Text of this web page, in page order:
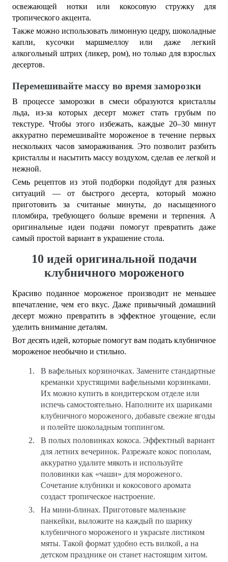
освежающей нотки или кокосовую стружку для
тропического акцента.
Также можно использовать лимонную цедру, шоколадные
капли, кусочки маршмеллоу или даже легкий
алкогольный штрих (ликер, ром), но только для взрослых
десертов.
Перемешивайте массу во время заморозки
В процессе заморозки в смеси образуются кристаллы
льда, из-за которых десерт может стать грубым по
текстуре. Чтобы этого избежать, каждые 20–30 минут
аккуратно перемешивайте мороженое в течение первых
нескольких часов замораживания. Это позволит разбить
кристаллы и насытить массу воздухом, сделав ее легкой и
нежной.
Семь рецептов из этой подборки подойдут для разных
ситуаций — от быстрого десерта, который можно
приготовить за считаные минуты, до насыщенного
пломбира, требующего больше времени и терпения. А
оригинальные идеи подачи помогут превратить даже
самый простой вариант в украшение стола.
10 идей оригинальной подачи
клубничного мороженого
Красиво поданное мороженое производит не меньшее
впечатление, чем его вкус. Даже привычный домашний
десерт можно превратить в эффектное угощение, если
уделить внимание деталям.
Вот десять идей, которые помогут вам подать клубничное
мороженое необычно и стильно.
В вафельных корзиночках. Замените стандартные
креманки хрустящими вафельными корзинками.
Их можно купить в кондитерском отделе или
испечь самостоятельно. Наполните их шариками
клубничного мороженого, добавьте свежие ягоды
и полейте шоколадным топпингом.
В полых половинках кокоса. Эффектный вариант
для летних вечеринок. Разрежьте кокос пополам,
аккуратно удалите мякоть и используйте
половинки как «чаши» для мороженого.
Сочетание клубники и кокосового аромата
создаст тропическое настроение.
На мини-блинах. Приготовьте маленькие
панкейки, выложите на каждый по шарику
клубничного мороженого и украсьте листиком
мяты. Такой формат удобно есть вилкой, а на
детском празднике он станет настоящим хитом.